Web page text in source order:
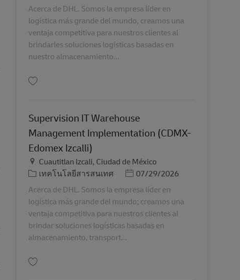
Acerca de DHL. Somos la empresa líder en
logística más grande del mundo, creamos una
ventaja competitiva para nuestros clientes al
brindarles soluciones logísticas basadas en
nuestro almacenamiento...
Supervision IT Warehouse
Management Implementation (CDMX-
Edomex Izcalli)
สถานที่
Cuautitlan Izcali, Ciudad de México
หมวดหมู่
เทคโนโลยีสารสนเทศ Posted Date
07/29/2026
Acerca de DHL. Somos la empresa líder en
logística más grande del mundo; creamos una
ventaja competitiva para nuestros clientes al
brindar soluciones logísticas basadas en
almacenamiento, transport...